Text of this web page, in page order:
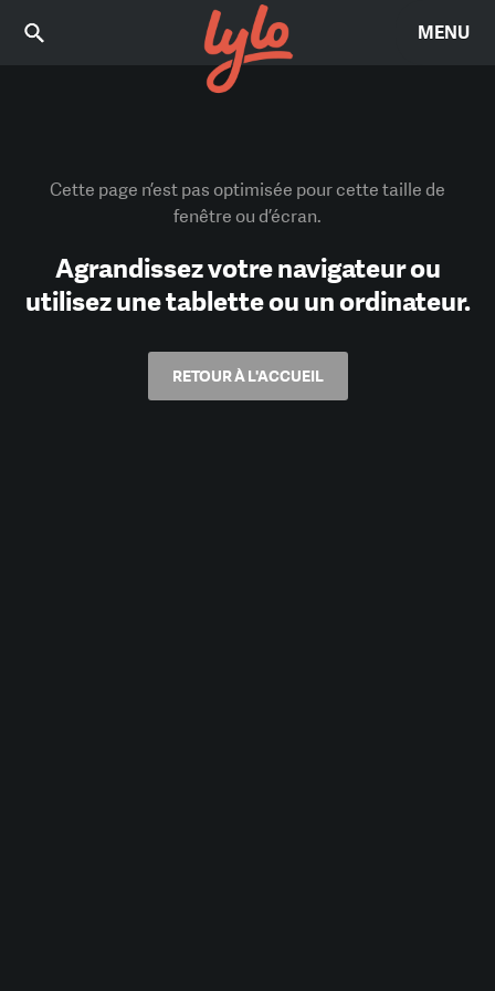
MENU
Cette page n’est pas optimisée pour cette taille de
fenêtre ou d’écran.
Agrandissez votre navigateur ou
utilisez une tablette ou un ordinateur.
RETOUR À L'ACCUEIL